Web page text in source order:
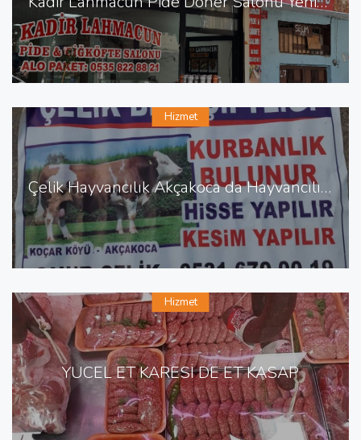
Çelik Hayvancılık Akçakoca da Hayvancılık Besicilik
Hizmet
YÜCEL ET KARESİ DE ET KASAP
Hizmet